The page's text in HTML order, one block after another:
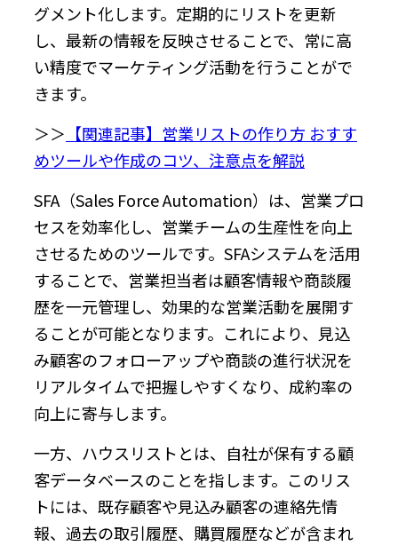
グメント化します。定期的にリストを更新
し、最新の情報を反映させることで、常に高
い精度でマーケティング活動を行うことがで
きます。
＞＞ 【関連記事】営業リストの作り方 おすす
めツールや作成のコツ、注意点を解説
SFA（Sales Force Automation）は、営業プロ
セスを効率化し、営業チームの生産性を向上
させるためのツールです。SFAシステムを活用
することで、営業担当者は顧客情報や商談履
歴を一元管理し、効果的な営業活動を展開す
ることが可能となります。これにより、見込
み顧客のフォローアップや商談の進行状況を
リアルタイムで把握しやすくなり、成約率の
向上に寄与します。
一方、ハウスリストとは、自社が保有する顧
客データベースのことを指します。このリス
トには、既存顧客や見込み顧客の連絡先情
報、過去の取引履歴、購買履歴などが含まれ